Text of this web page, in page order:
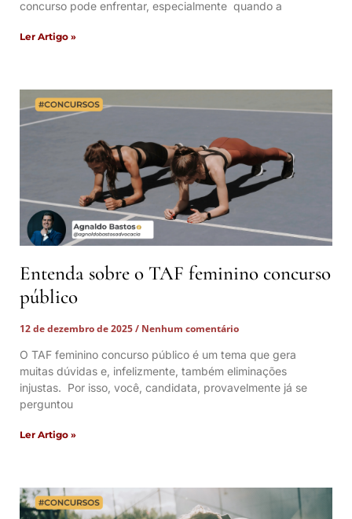
concurso pode enfrentar, especialmente quando a
Ler Artigo »
Entenda sobre o TAF feminino concurso
público
12 de dezembro de 2025
Nenhum comentário
O TAF feminino concurso público é um tema que gera
muitas dúvidas e, infelizmente, também eliminações
injustas. Por isso, você, candidata, provavelmente já se
perguntou
Ler Artigo »